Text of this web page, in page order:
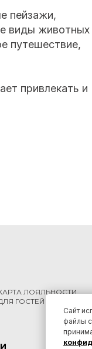
пейзажи,
виды животных
путешествие,
привлекать и
ЛОЯЛЬНОСТИ
ГОСТЕЙ КРАЯ
Сайт
файлы